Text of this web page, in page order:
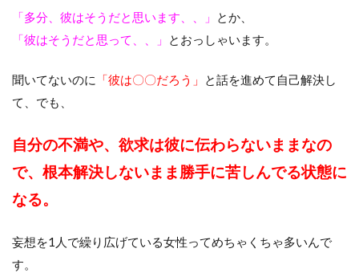
「多分、彼はそうだと思います、、」
とか、
「彼はそうだと思って、、」
とおっしゃいます。
聞いてないのに 「彼は〇〇だろう」
と話を進めて自己解決し
て、でも、
自分の不満や、欲求は彼に伝わらないままなの
で、 根本解決しないまま勝手に苦しんでる状態に
なる。
妄想を1人で繰り広げている女性ってめちゃくちゃ多いんで
す。